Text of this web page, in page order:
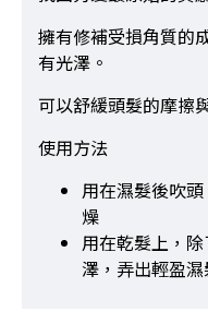
擁有修補受損角質的
有光澤。
可以舒緩頭髮的摩擦
使用方法
用在濕髮後吹
燥
用在乾髮上，
澤，弄出輕盈